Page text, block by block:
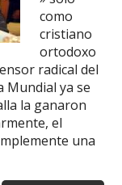
como
cristiano
ortodoxo
radical del
Mundial ya se
la ganaron
el
una